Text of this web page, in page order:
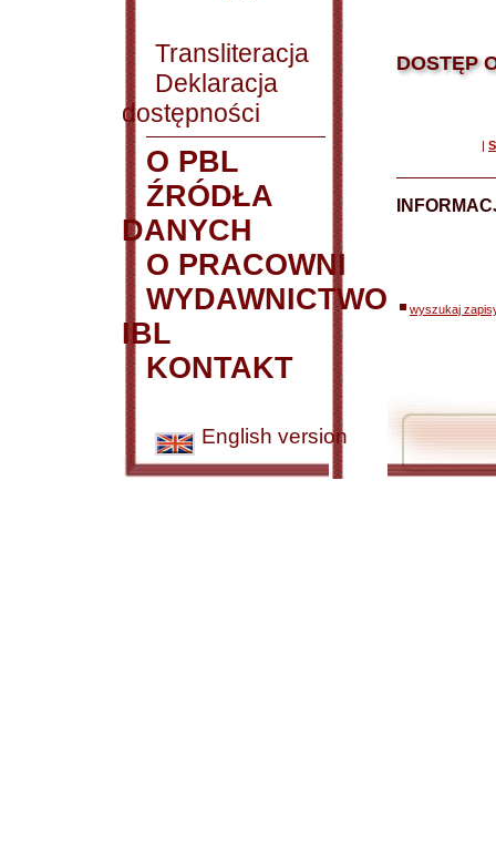
Transliteracja
Deklaracja
dostępności
O PBL
ŹRÓDŁA
DANYCH
O PRACOWNI
WYDAWNICTWO
IBL
KONTAKT
English version
DOSTĘP
|
wyszukaj